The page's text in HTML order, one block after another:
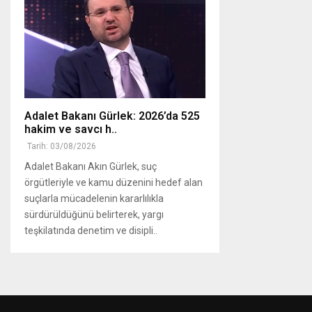
Adalet Bakanı Gürlek: 2026’da 525
hakim ve savcı h..
Tarih: 03/08/2026
Adalet Bakanı Akın Gürlek, suç
örgütleriyle ve kamu düzenini hedef alan
suçlarla mücadelenin kararlılıkla
sürdürüldüğünü belirterek, yargı
teşkilatında denetim ve disipli..